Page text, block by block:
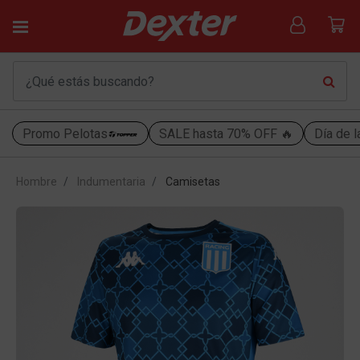
Promo Pelotas SALE hasta 70% OFF 🔥 Día de
Hombre Indumentaria Camisetas